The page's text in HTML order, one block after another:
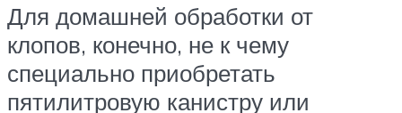
Для домашней обработки от
клопов, конечно, не к чему
специально приобретать
пятилитровую канистру или